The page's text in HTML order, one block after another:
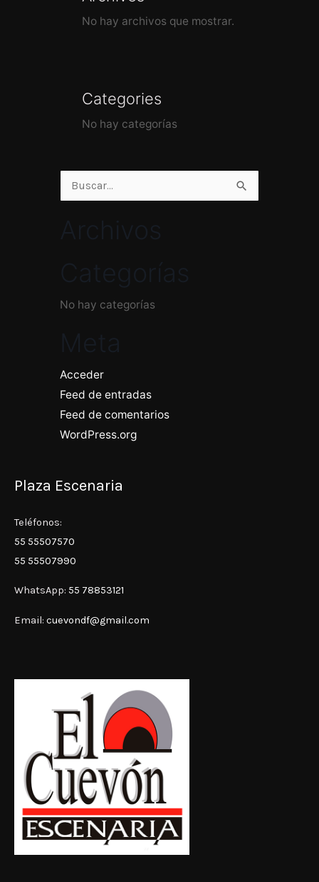
No hay archivos que mostrar.
Categories
No hay categorías
Buscar
No hay categorías
Acceder
Feed de entradas
Feed de comentarios
WordPress.org
Plaza Escenaria
Teléfonos:
55 55507570
55 55507990
WhatsApp: 55 78853121
Email: cuevondf@gmail.com